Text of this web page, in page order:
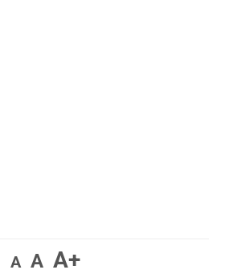
AУменьшить
AВернуть
A+Увеличить